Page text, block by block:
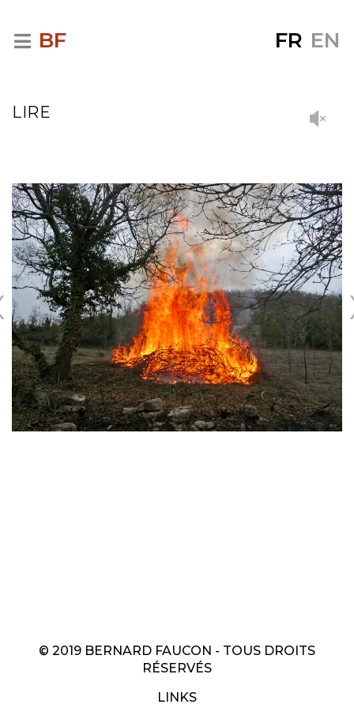
BF FR EN
LIRE
© 2019 BERNARD FAUCON - TOUS DROITS
RÉSERVÉS
LINKS